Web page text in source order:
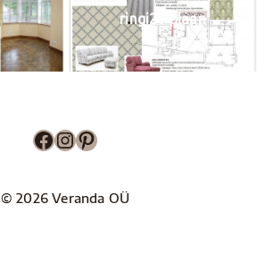
ringi26 plaan
Facebook
Instagram
Pinterest
© 2026 Veranda OÜ